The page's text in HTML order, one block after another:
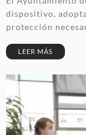
dispositivo,
protección
LEER MÁS